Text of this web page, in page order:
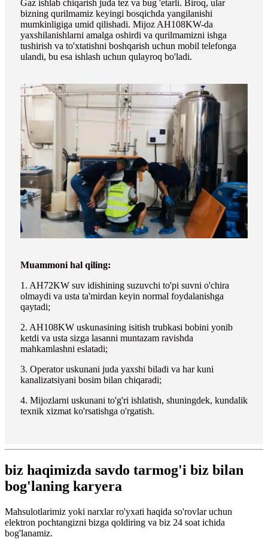
Gaz ishlab chiqarish juda tez va bug 'etarli. Biroq, ular
bizning qurilmamiz keyingi bosqichda yangilanishi
mumkinligiga umid qilishadi. Mijoz AH108KW-da
yaxshilanishlarni amalga oshirdi va qurilmamizni ishga
tushirish va to'xtatishni boshqarish uchun mobil telefonga
ulandi, bu esa ishlash uchun qulayroq bo'ladi.
Muammoni hal qiling:
1. AH72KW suv idishining suzuvchi to'pi suvni o'chira
olmaydi va usta ta'mirdan keyin normal foydalanishga
qaytadi;
2. AH108KW uskunasining isitish trubkasi bobini yonib
ketdi va usta sizga lasanni muntazam ravishda
mahkamlashni eslatadi;
3. Operator uskunani juda yaxshi biladi va har kuni
kanalizatsiyani bosim bilan chiqaradi;
4. Mijozlarni uskunani to'g'ri ishlatish, shuningdek, kundalik
texnik xizmat ko'rsatishga o'rgatish.
biz haqimizda savdo tarmog'i biz bilan
bog'laning karyera
Mahsulotlarimiz yoki narxlar ro'yxati haqida so'rovlar uchun
elektron pochtangizni bizga qoldiring va biz 24 soat ichida
bog'lanamiz.